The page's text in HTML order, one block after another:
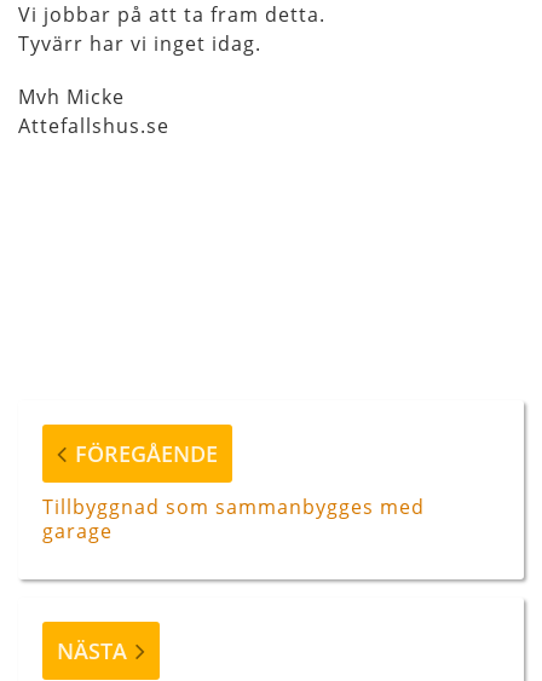
Vi jobbar på att ta fram detta.
Tyvärr har vi inget idag.
Mvh Micke
Attefallshus.se
Föregående
inlägg
FÖREGÅENDE
Tillbyggnad som sammanbygges med
garage
Nästa
inlägg
NÄSTA